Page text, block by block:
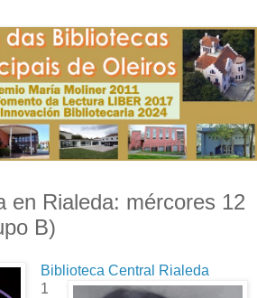
en Rialeda: mércores 12
B)
Biblioteca Central Rialeda
1